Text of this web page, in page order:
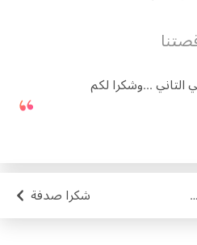
...وشكرا لكم
شكرا صدفة